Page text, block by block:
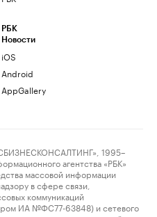
РБК
Новости
iOS
Android
AppGallery
1995–
агентства «РБК»
массовой информации
в сфере связи,
коммуникаций
ИА №ФС77-63848) и сетевого